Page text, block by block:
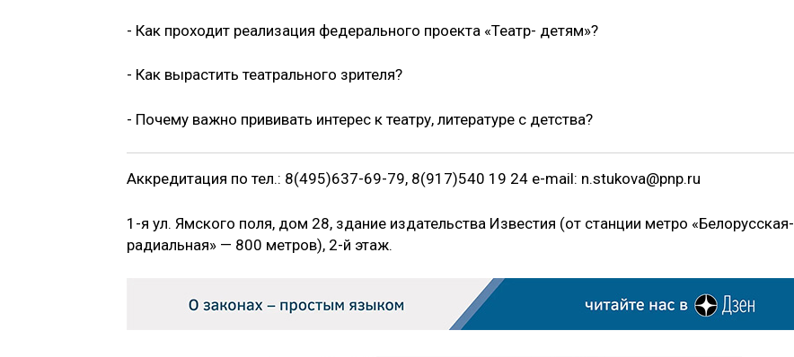
- Как проходит реализация федерального проекта «Театр- детям»?
- Как вырастить театрального зрителя?
- Почему важно прививать интерес к театру, литературе с детства?
Аккредитация по тел.: 8(495)637-69-79, 8(917)540 19 24 e-mail: n.stukova@pnp.ru
1-я ул. Ямского поля, дом 28, здание издательства Известия (от станции метро «Белорусская-
радиальная» — 800 метров), 2-й этаж.